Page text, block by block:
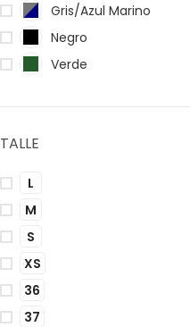
Gris/Azul Marino
Negro
Verde
TALLE
L
M
S
XS
36
37